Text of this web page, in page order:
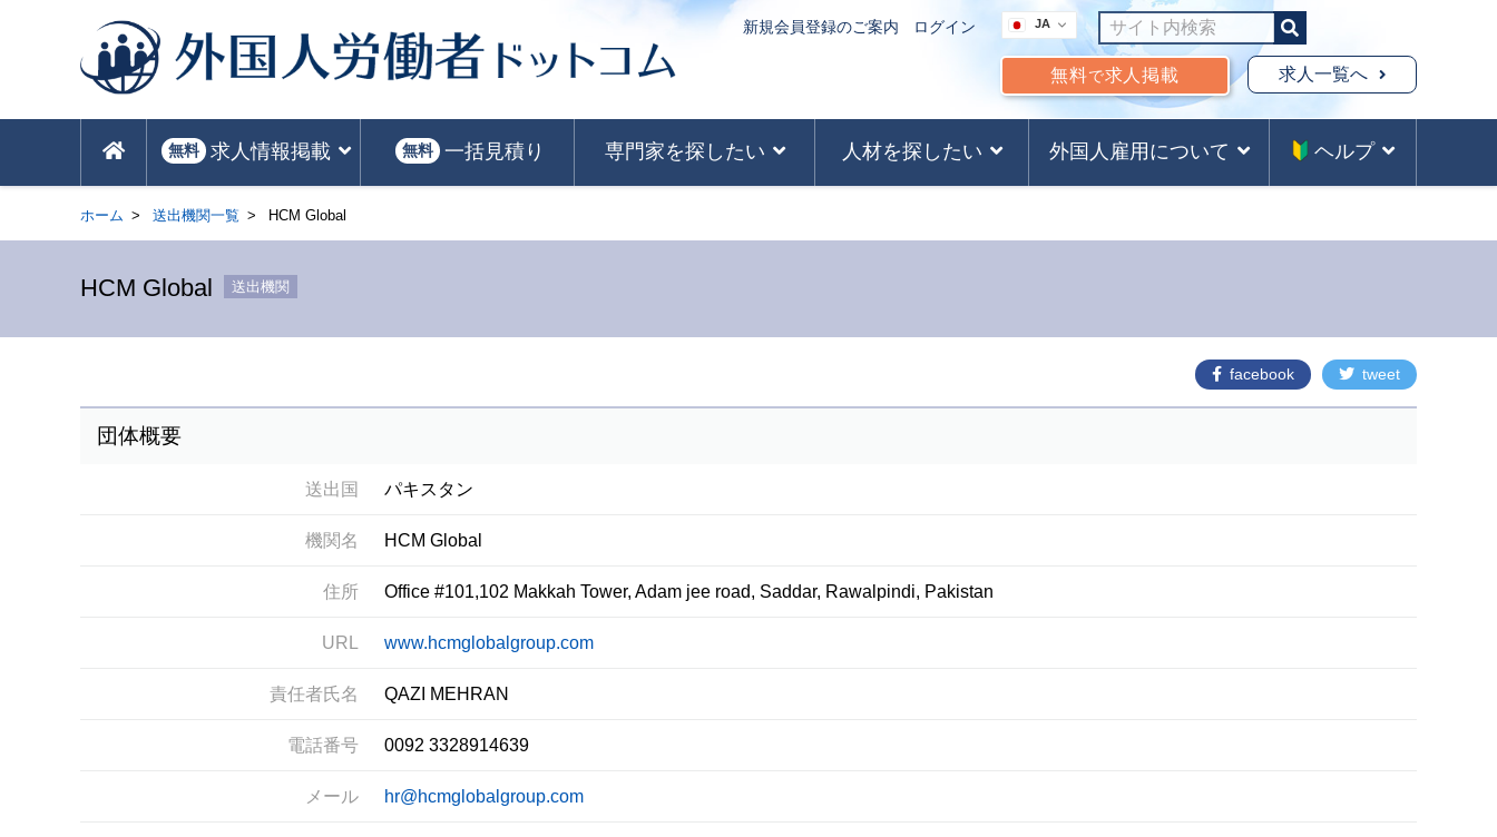
新規会員登録のご案内 ログイン JA
無料で求人掲載 求人一覧へ
無料 求人情報掲載 無料 一括見積り 専門家を探したい 人材を探したい 外国人雇用について ヘルプ
ホーム 送出機関一覧 HCM Global
HCM Global 送出機関
facebook tweet
団体概要
送出国 パキスタン
機関名 HCM Global
住所 Office #101,102 Makkah Tower, Adam jee road, Saddar, Rawalpindi, Pakistan
URL www.hcmglobalgroup.com
責任者氏名 QAZI MEHRAN
電話番号 0092 3328914639
メール hr@hcmglobalgroup.com